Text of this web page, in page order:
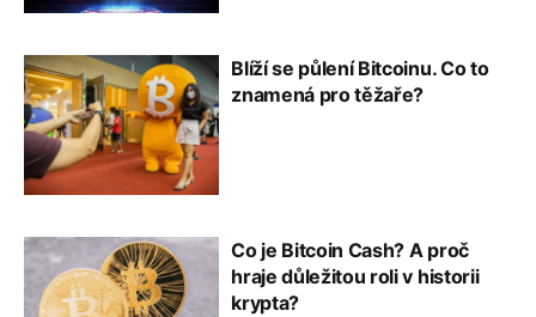
Blíží se půlení Bitcoinu. Co to
znamená pro těžaře?
Co je Bitcoin Cash? A proč
hraje důležitou roli v historii
krypta?